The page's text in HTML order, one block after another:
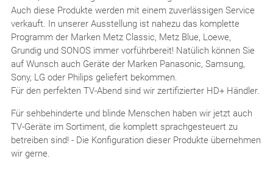
Auch diese Produkte werden mit einem zuverlässigen Service
verkauft. In unserer Ausstellung ist nahezu das komplette
Programm der Marken Metz Classic, Metz Blue, Loewe,
Grundig und SONOS immer vorführbereit! Natülich können Sie
auf Wunsch auch Geräte der Marken Panasonic, Samsung,
Sony, LG oder Philips geliefert bekommen.
Für den perfekten TV-Abend sind wir zertifizierter HD+ Händler.
Für sehbehinderte und blinde Menschen haben wir jetzt auch
TV-Geräte im Sortiment, die komplett sprachgesteuert zu
betreiben sind! - Die Konfiguration dieser Produkte übernehmen
wir gerne.